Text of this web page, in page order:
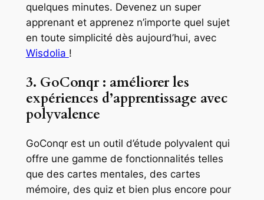
quelques minutes. Devenez un super
apprenant et apprenez n’importe quel sujet
en toute simplicité dès aujourd’hui, avec
Wisdolia !
3. GoConqr : améliorer les
expériences d’apprentissage avec
polyvalence
GoConqr est un outil d’étude polyvalent qui
offre une gamme de fonctionnalités telles
que des cartes mentales, des cartes
mémoire, des quiz et bien plus encore pour